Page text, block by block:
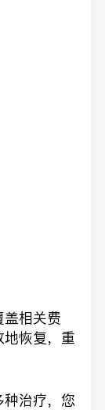
盖相关费
地恢复，重
种治疗，您